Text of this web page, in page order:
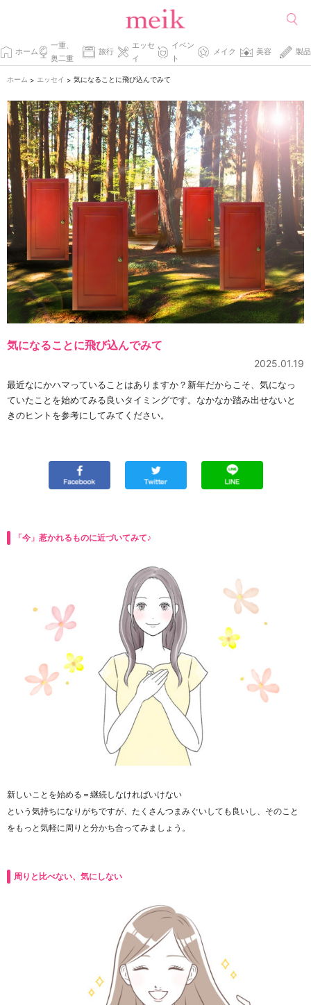
ホーム
一重、
奥二重
旅行
エッセ
イ
イベン
ト
メイク 美容 製品
ホーム > エッセイ > 気になることに飛び込んでみて
気になることに飛び込んでみて
2025.01.19
最近なにかハマっていることはありますか？新年だからこそ、気になっ
ていたことを始めてみる良いタイミングです。なかなか踏み出せないと
きのヒントを参考にしてみてください。
「今」惹かれるものに近づいてみて♪
新しいことを始める＝継続しなければいけない
という気持ちになりがちですが、たくさんつまみぐいしても良いし、そのこと
をもっと気軽に周りと分かち合ってみましょう。
周りと比べない、気にしない